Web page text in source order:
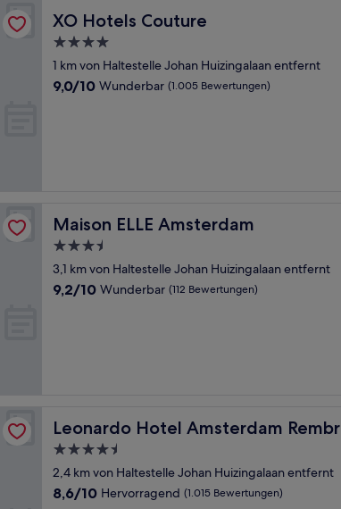
XO Hotels Couture
XO Hotels Couture
4.0-
Sterne-
Unterkunft
1 km von Haltestelle Johan Huizingalaan entfernt
9.0
9,0/10 Wunderbar (1.005 Bewertungen)
Maison ELLE Amsterdam
Maison ELLE Amsterdam
3.5-
Sterne-
Unterkunft
3,1 km von Haltestelle Johan Huizingalaan entfernt
9.2
9,2/10 Wunderbar (112 Bewertungen)
Leonardo Hotel Amsterdam
Leonardo Hotel Amsterdam Rembrandtpark
4.5-
Sterne-
Unterkunft
2,4 km von Haltestelle Johan Huizingalaan entfernt
8.6
8,6/10 Hervorragend (1.015 Bewertungen)